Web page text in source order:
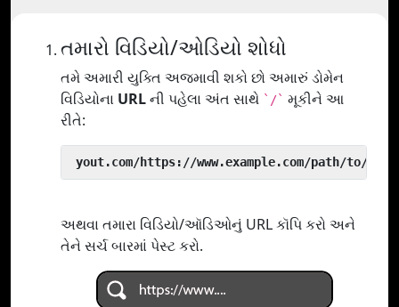
તમારો વિડિયો/ઓડિયો શોધો
તમે અમારી યુક્તિ અજમાવી શકો છો અમારું ડોમેન
વિડિયોના URLની પહેલા અંત સાથે `/` મૂકીને આ
રીતે:
yout.com/https://www.example.com/path/to/
અથવા તમારા વિડિયો/ઑડિઓનું URL કૉપિ કરો અને
તેને સર્ચ બારમાં પેસ્ટ કરો.